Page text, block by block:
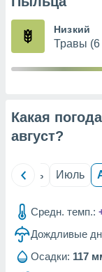
из
рекламы
Низкий
Травы (6
Какая
август?
Июнь Июль
Средн. темп.:
Дождливые
Осадки: 117